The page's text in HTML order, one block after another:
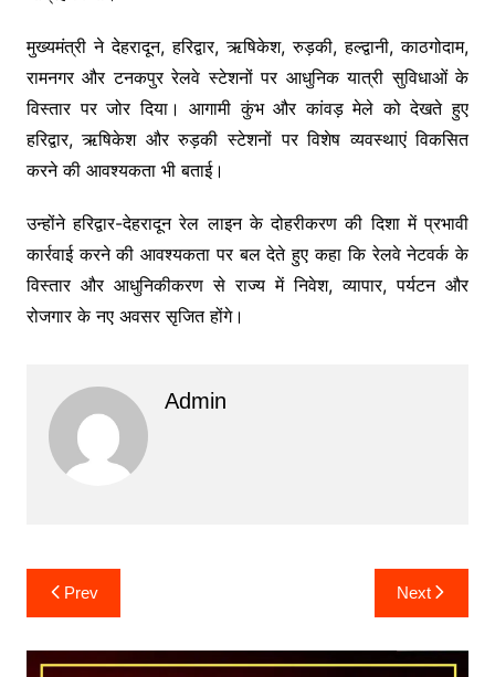
मुख्यमंत्री ने देहरादून, हरिद्वार, ऋषिकेश, रुड़की, हल्द्वानी, काठगोदाम,
रामनगर और टनकपुर रेलवे स्टेशनों पर आधुनिक यात्री सुविधाओं के
विस्तार पर जोर दिया। आगामी कुंभ और कांवड़ मेले को देखते हुए
हरिद्वार, ऋषिकेश और रुड़की स्टेशनों पर विशेष व्यवस्थाएं विकसित
करने की आवश्यकता भी बताई।
उन्होंने हरिद्वार-देहरादून रेल लाइन के दोहरीकरण की दिशा में प्रभावी
कार्रवाई करने की आवश्यकता पर बल देते हुए कहा कि रेलवे नेटवर्क के
विस्तार और आधुनिकीकरण से राज्य में निवेश, व्यापार, पर्यटन और
रोजगार के नए अवसर सृजित होंगे।
Admin
Post
navigation
Prev Next